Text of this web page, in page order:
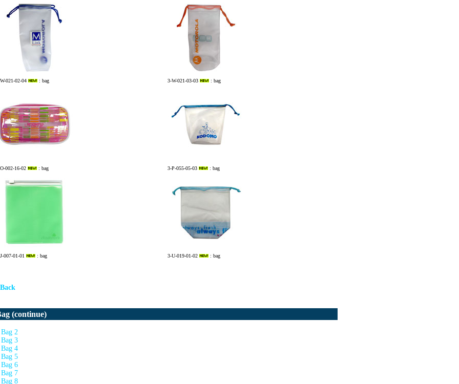
021-02-04 : bag 3-W-021-03-03 : bag
002-16-02 : bag 3-P-055-05-03 : bag
007-01-01 : bag 3-U-019-01-02 : bag
(continue)
Bag 2
Bag 3
Bag 4
Bag 5
Bag 6
Bag 7
Bag 8